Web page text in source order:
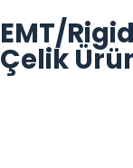
EMT/
Çelik